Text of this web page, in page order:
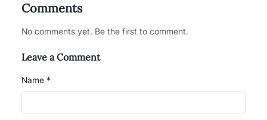
Comments
No comments yet. Be the first to comment.
Leave a Comment
Name *